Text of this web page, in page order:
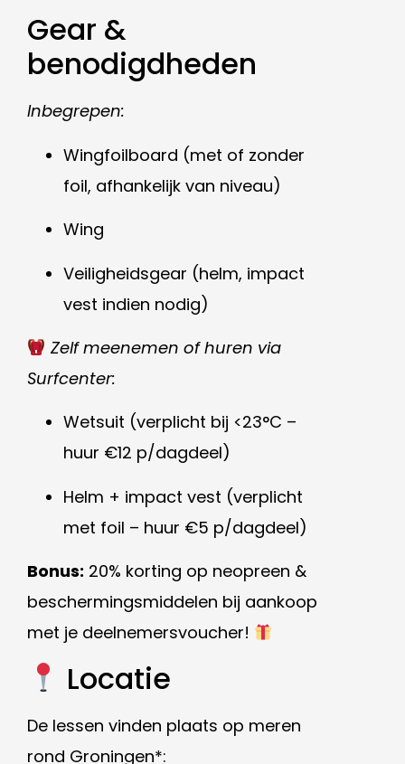
Gear &
benodigdheden
Inbegrepen:
Wingfoilboard (met of zonder
foil, afhankelijk van niveau)
Wing
Veiligheidsgear (helm, impact
vest indien nodig)
Zelf meenemen of huren via
Surfcenter:
Wetsuit (verplicht bij <23°C –
huur €12 p/dagdeel)
Helm + impact vest (verplicht
met foil – huur €5 p/dagdeel)
Bonus: 20% korting op neopreen &
beschermingsmiddelen bij aankoop
met je deelnemersvoucher!
Locatie
De lessen vinden plaats op meren
rond Groningen*: